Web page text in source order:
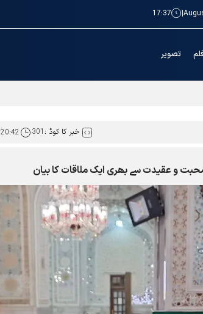
|
17:37
تصویر
خبر کا کوڈ : 301
20:42
و عقیدت سے بھری ایک ملاقات کا بیان